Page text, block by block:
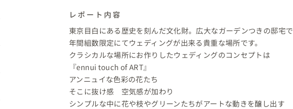
レポート内容
東京目白にある歴史を刻んだ文化財。広大なガーデンつきの邸宅で
年間組数限定にてウェディングが出来る貴重な場所です。
クラシカルな場所にお作りしたウェディングのコンセプトは
『ennui touch of ART』
アンニュイな色彩の花たち
そこに抜け感　空気感が加わり
シンプルな中に花や枝やグリーンたちがアートな動きを醸し出す